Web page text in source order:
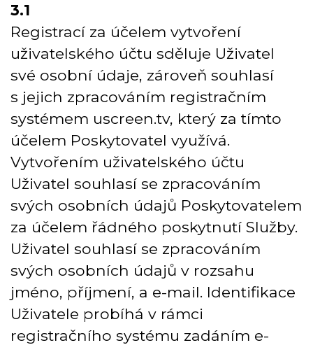
3.1
Registrací za účelem vytvoření
uživatelského účtu sděluje Uživatel
své osobní údaje, zároveň souhlasí
s jejich zpracováním registračním
systémem uscreen.tv, který za tímto
účelem Poskytovatel využívá.
Vytvořením uživatelského účtu
Uživatel souhlasí se zpracováním
svých osobních údajů Poskytovatelem
za účelem řádného poskytnutí Služby.
Uživatel souhlasí se zpracováním
svých osobních údajů v rozsahu
jméno, příjmení, a e-mail. Identifikace
Uživatele probíhá v rámci
registračního systému zadáním e-